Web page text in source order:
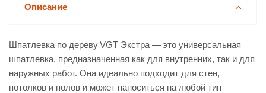
Описание
Шпатлевка по дереву VGT Экстра — это универсальная
шпатлевка, предназначенная как для внутренних, так и для
наружных работ. Она идеально подходит для стен,
потолков и полов и может наноситься на любой тип